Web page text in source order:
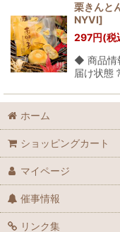
栗きんと
NYVI]
297円(税
◆ 商品情
届け状態
ホーム
ショッピングカート
マイページ
催事情報
リンク集